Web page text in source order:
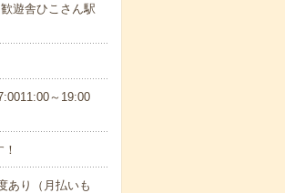
遊舎ひこさん駅
～19:00
り（月払いも